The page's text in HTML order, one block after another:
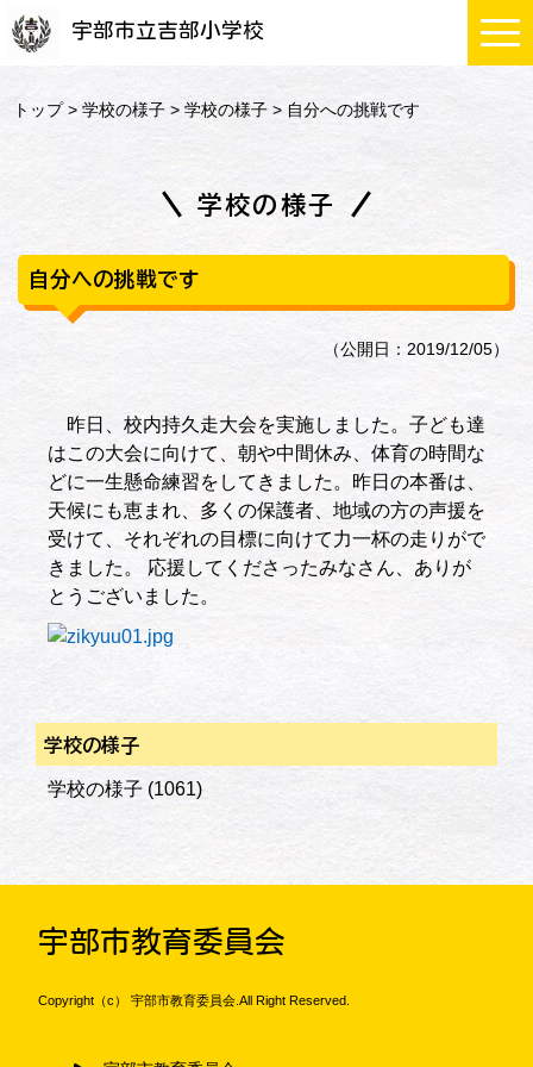
宇部市立吉部小学校
トップ>学校の様子 >学校の様子 > 自分への挑戦です
学校の様子
自分への挑戦です
（公開日：2019/12/05）
昨日、校内持久走大会を実施しました。子ども達
はこの大会に向けて、朝や中間休み、体育の時間な
どに一生懸命練習をしてきました。昨日の本番は、
天候にも恵まれ、多くの保護者、地域の方の声援を
受けて、それぞれの目標に向けて力一杯の走りがで
きました。 応援してくださったみなさん、ありが
とうございました。
学校の様子
学校の様子 (1061)
宇部市教育委員会
Copyright（c） 宇部市教育委員会.All Right Reserved.